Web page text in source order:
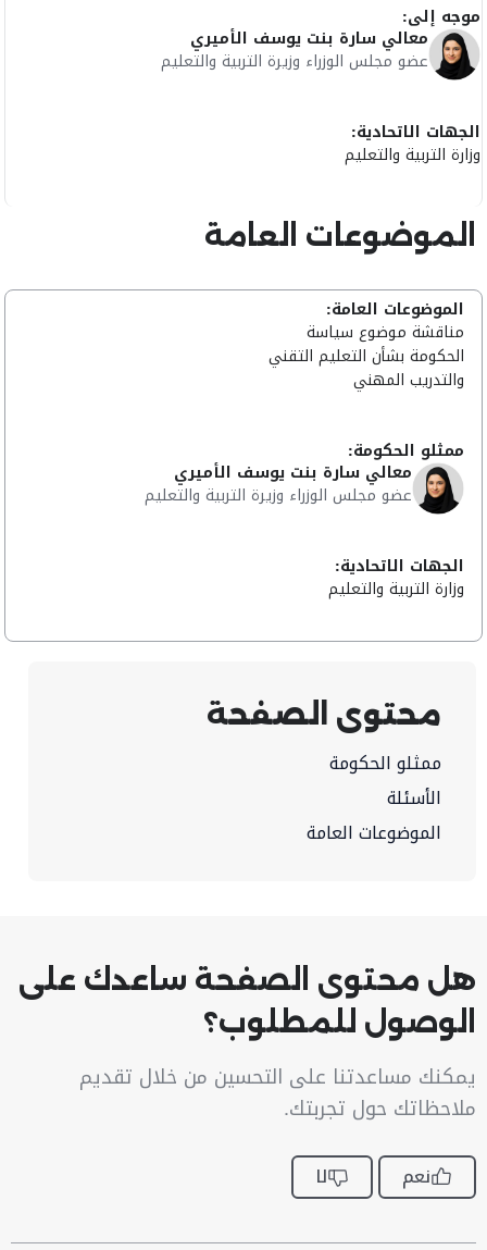
موجه إلى:
معالي سارة بنت يوسف الأميري
عضو مجلس الوزراء وزيرة التربية والتعليم
الجهات الاتحادية:
وزارة التربية والتعليم
الموضوعات العامة
الموضوعات العامة:
مناقشة موضوع سياسة
الحكومة بشأن التعليم التقني
والتدريب المهني
ممثلو الحكومة:
معالي سارة بنت يوسف الأميري
عضو مجلس الوزراء وزيرة التربية والتعليم
الجهات الاتحادية:
وزارة التربية والتعليم
محتوى الصفحة
ممثلو الحكومة
الأسئلة
الموضوعات العامة
هل محتوى الصفحة ساعدك على
الوصول للمطلوب؟
يمكنك مساعدتنا على التحسين من خلال تقديم
ملاحظاتك حول تجربتك.
نعم لا